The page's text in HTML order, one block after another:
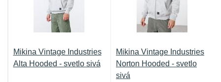
Mikina Vintage Industries
Alta Hooded - svetlo sivá
Mikina Vintage Industries
Norton Hooded - svetlo
sivá